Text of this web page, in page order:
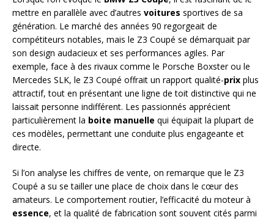
mettre en parallèle avec d’autres voitures sportives de sa
génération. Le marché des années 90 regorgeait de
compétiteurs notables, mais le Z3 Coupé se démarquait par
son design audacieux et ses performances agiles. Par
exemple, face à des rivaux comme le Porsche Boxster ou le
Mercedes SLK, le Z3 Coupé offrait un rapport qualité-prix plus
attractif, tout en présentant une ligne de toit distinctive qui ne
laissait personne indifférent. Les passionnés apprécient
particulièrement la boite manuelle qui équipait la plupart de
ces modèles, permettant une conduite plus engageante et
directe.
Si l’on analyse les chiffres de vente, on remarque que le Z3
Coupé a su se tailler une place de choix dans le cœur des
amateurs. Le comportement routier, l’efficacité du moteur à
essence, et la qualité de fabrication sont souvent cités parmi